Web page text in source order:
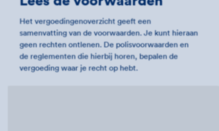
Het vergoedingenoverzicht geeft een
samenvatting van de voorwaarden. Je kunt hieraan
geen rechten ontlenen. De polisvoorwaarden en
de reglementen die hierbij horen, bepalen de
vergoeding waar je recht op hebt.